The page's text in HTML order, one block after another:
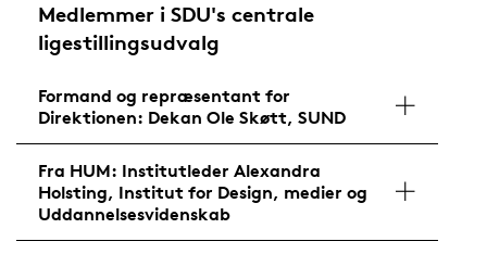
Medlemmer i SDU's centrale
ligestillingsudvalg
Formand og repræsentant for
Direktionen: Dekan Ole Skøtt, SUND
Fra HUM: Institutleder Alexandra
Holsting, Institut for Design, medier og
Uddannelsesvidenskab